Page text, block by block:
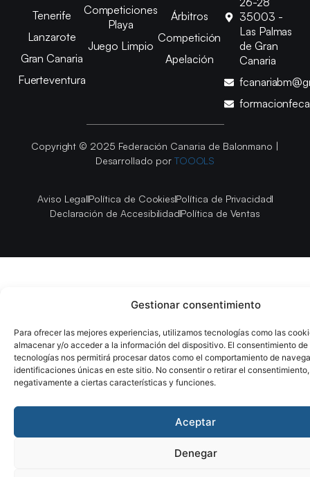
Gestionar consentimiento
Para ofrecer las mejores experiencias, utilizamos tecnologías como las
almacenar y/o acceder a la información del dispositivo. El consentimiento de
tecnologías nos permitirá procesar datos como el comportamiento de
identificaciones únicas en este sitio. No consentir o retirar el
negativamente a ciertas características y funciones.
Aceptar
Denegar
Tenerife
Lanzarote
Gran Canaria
Fuerteventura
Competiciones
Playa
Juego Limpio
Árbitros
Competición
Apelación
35003 -
Las Palmas
de Gran
Canaria
Copyright © 2025 Federación Canaria de Balonmano |
Desarrollado por TOOOLS
Aviso LegalPolítica de CookiesPolítica de Privacidad
Declaración de AccesibilidadPolítica de Ventas